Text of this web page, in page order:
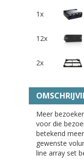
1x
12x
2x
Meer
voor die
betekend
gewenste
line array set